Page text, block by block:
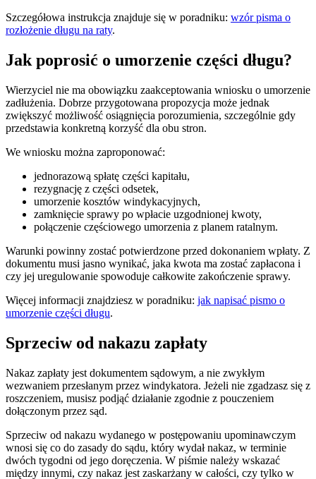
Szczegółowa instrukcja znajduje się w poradniku: wzór pisma o
rozłożenie długu na raty.
Jak poprosić o umorzenie części długu?
Wierzyciel nie ma obowiązku zaakceptowania wniosku o umorzenie
zadłużenia. Dobrze przygotowana propozycja może jednak
zwiększyć możliwość osiągnięcia porozumienia, szczególnie gdy
przedstawia konkretną korzyść dla obu stron.
We wniosku można zaproponować:
jednorazową spłatę części kapitału,
rezygnację z części odsetek,
umorzenie kosztów windykacyjnych,
zamknięcie sprawy po wpłacie uzgodnionej kwoty,
połączenie częściowego umorzenia z planem ratalnym.
Warunki powinny zostać potwierdzone przed dokonaniem wpłaty. Z
dokumentu musi jasno wynikać, jaka kwota ma zostać zapłacona i
czy jej uregulowanie spowoduje całkowite zakończenie sprawy.
Więcej informacji znajdziesz w poradniku: jak napisać pismo o
umorzenie części długu.
Sprzeciw od nakazu zapłaty
Nakaz zapłaty jest dokumentem sądowym, a nie zwykłym
wezwaniem przesłanym przez windykatora. Jeżeli nie zgadzasz się z
roszczeniem, musisz podjąć działanie zgodnie z pouczeniem
dołączonym przez sąd.
Sprzeciw od nakazu wydanego w postępowaniu upominawczym
wnosi się co do zasady do sądu, który wydał nakaz, w terminie
dwóch tygodni od jego doręczenia. W piśmie należy wskazać
między innymi, czy nakaz jest zaskarżany w całości, czy tylko w